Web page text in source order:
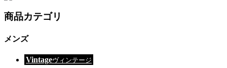
商品カテゴリ
メンズ
Vintageヴィンテージ